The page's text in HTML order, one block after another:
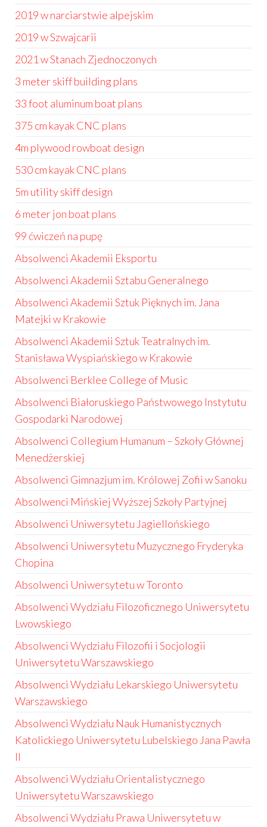
2019 w narciarstwie alpejskim
2019 w Szwajcarii
2021 w Stanach Zjednoczonych
3 meter skiff building plans
33 foot aluminum boat plans
375 cm kayak CNC plans
4m plywood rowboat design
530 cm kayak CNC plans
5m utility skiff design
6 meter jon boat plans
99 ćwiczeń na pupę
Absolwenci Akademii Eksportu
Absolwenci Akademii Sztabu Generalnego
Absolwenci Akademii Sztuk Pięknych im. Jana
Matejki w Krakowie
Absolwenci Akademii Sztuk Teatralnych im.
Stanisława Wyspiańskiego w Krakowie
Absolwenci Berklee College of Music
Absolwenci Białoruskiego Państwowego Instytutu
Gospodarki Narodowej
Absolwenci Collegium Humanum – Szkoły Głównej
Menedżerskiej
Absolwenci Gimnazjum im. Królowej Zofii w Sanoku
Absolwenci Mińskiej Wyższej Szkoły Partyjnej
Absolwenci Uniwersytetu Jagiellońskiego
Absolwenci Uniwersytetu Muzycznego Fryderyka
Chopina
Absolwenci Uniwersytetu w Toronto
Absolwenci Wydziału Filozoficznego Uniwersytetu
Lwowskiego
Absolwenci Wydziału Filozofii i Socjologii
Uniwersytetu Warszawskiego
Absolwenci Wydziału Lekarskiego Uniwersytetu
Warszawskiego
Absolwenci Wydziału Nauk Humanistycznych
Katolickiego Uniwersytetu Lubelskiego Jana Pawła
II
Absolwenci Wydziału Orientalistycznego
Uniwersytetu Warszawskiego
Absolwenci Wydziału Prawa Uniwersytetu w